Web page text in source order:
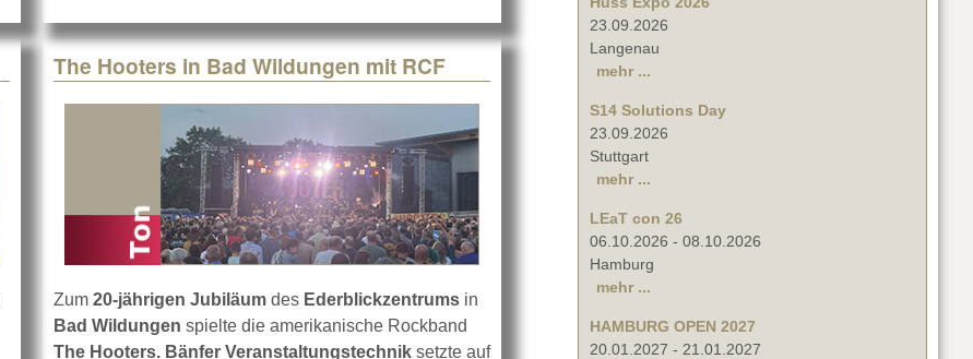
WM in Duisburg
The Hooters in Bad Wildungen mit RCF
Zum 20-jährigen Jubiläum des Ederblickzentrums in
Bad Wildungen spielte die amerikanische Rockband
The Hooters. Bänfer Veranstaltungstechnik setzte auf
23.09.2026
Langenau
mehr ...
S14 Solutions Day
23.09.2026
Stuttgart
mehr ...
LEaT con 26
06.10.2026 - 08.10.2026
Hamburg
mehr ...
HAMBURG OPEN 2027
20.01.2027 - 21.01.2027